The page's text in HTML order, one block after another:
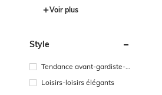
Voir plus
Style
Tendance avant-gardiste-s
Loisirs-loisirs élégants